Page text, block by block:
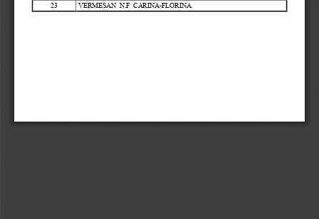
23
VERMESAN  N.F  CARINA-FLORINA